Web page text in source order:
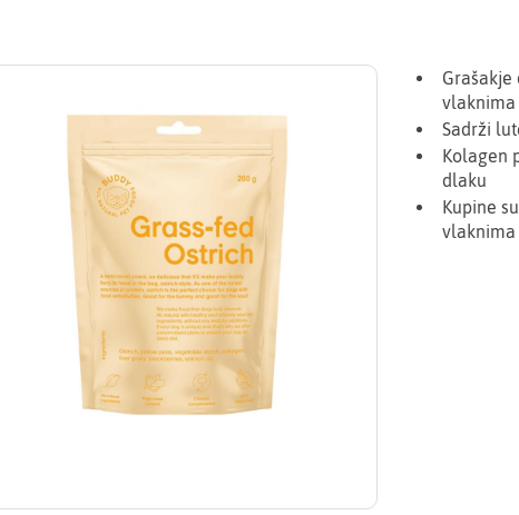
Grašakje
vlaknima
Sadrži
Kolagen
dlaku
Kupine
vlaknima